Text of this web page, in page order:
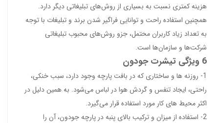
هزینه کمتری نسبت به بسیاری از روش‌های تبلیغاتی دیگر دارد.
همچنین استفاده راحت و توانایی فراگیر شدن برند و تبلیغات با توجه
به تعداد زیاد کاربران محتمل، جزو روش‌های محبوب تبلیغاتی
شرکت‌ها و سازمان‌ها است.
6 ویژگی تیشرت جودون
1- روزنه ها و ساختاری که در بافت پارچه وجود دارد، سبب خنکی،
راحتی، ایجاد تنفس و گردش هوا در لباس می‌شود. به همین دلیل در
اکثر محیط های کار مورد استفاده قرار می‌گیرد.
2- استفاده از میزان و ترکیب بالای پنبه در پارچه جودون، آن را